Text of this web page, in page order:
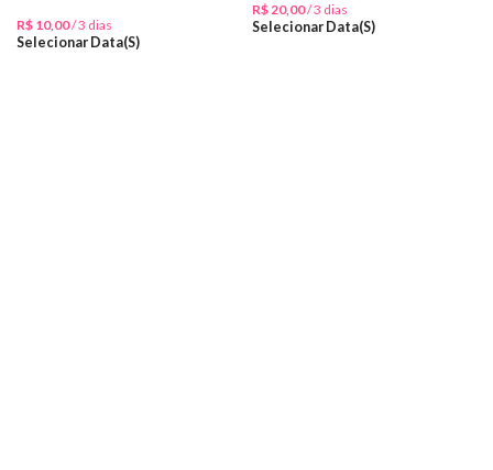
R$ 10,00/ 3 dias
Selecionar Data(s)
R$20,00/ 3 dias
Selecionar Data(s)